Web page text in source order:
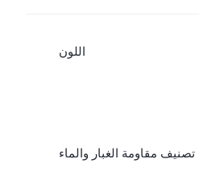
اللون
تصنيف مقاومة الغبار والماء